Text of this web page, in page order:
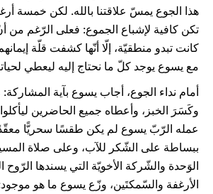
هذا الجوع يمسّ علاقتنا بالله. لكن خمسة
تكن كافية لإشباع الجموع: فعلى الرّغم من
كانت تبدو منطقيّة، إلّا أنّها كشفت قلّة
مع يسوع يوجد كلّ ما نحتاج إليه ليعطي
أمام نداء الجوع، أجاب يسوع بآية المشاركة:
عمله الرّبّ يسوع لم يكن طقسًا سحريًّا
ببساطة على الشّكر للآب، وعلى صلاة
الوَحدة والشّركة الأخويّة التي يسندها
الأرغفة والسّمكتَين، وزّع يسوع ما هو